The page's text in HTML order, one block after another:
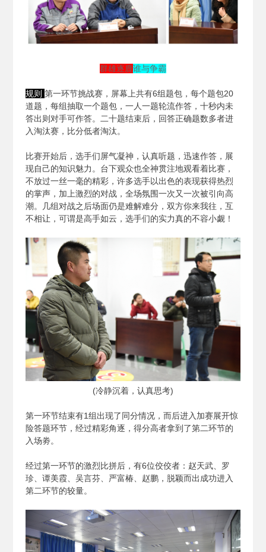
群雄逐鹿谁与争霸
规则 第一环节挑战赛，屏幕上共有6组题包，每个题包20
道题，每组抽取一个题包，一人一题轮流作答，十秒内未
答出则对手可作答。二十题结束后，回答正确题数多者进
入淘汰赛，比分低者淘汰。
比赛开始后，选手们屏气凝神，认真听题，迅速作答，展
现自己的知识魅力。台下观众也全神贯注地观看着比赛，
不放过一丝一毫的精彩，许多选手以出色的表现获得热烈
的掌声，加上激烈的对战，全场氛围一次又一次被引向高
潮。几组对战之后场面仍是难解难分，双方你来我往，互
不相让，可谓是高手如云，选手们的实力真的不容小觑！
(冷静沉着，认真思考)
第一环节结束有1组出现了同分情况，而后进入加赛展开惊
险答题环节，经过精彩角逐，得分高者拿到了第二环节的
入场劵。
经过第一环节的激烈比拼后，有6位佼佼者：赵天武、罗
珍、谭美霞、吴言芬、严富椿、赵鹏，脱颖而出成功进入
第二环节的较量。